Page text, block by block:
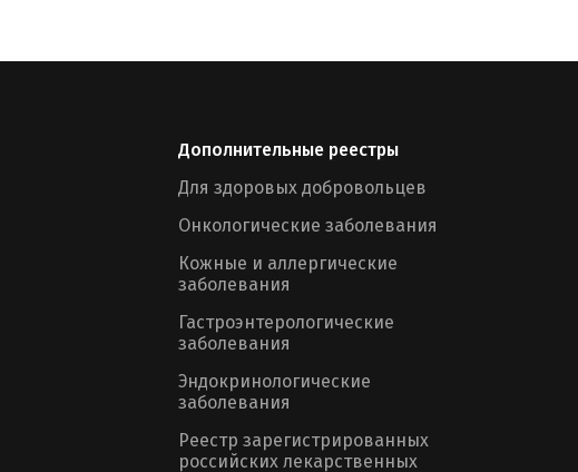
Дополнительные реестры
Для здоровых добровольцев
Онкологические заболевания
Кожные и аллергические
заболевания
Гастроэнтерологические
заболевания
Эндокринологические
заболевания
Реестр зарегистрированных
российских лекарственных